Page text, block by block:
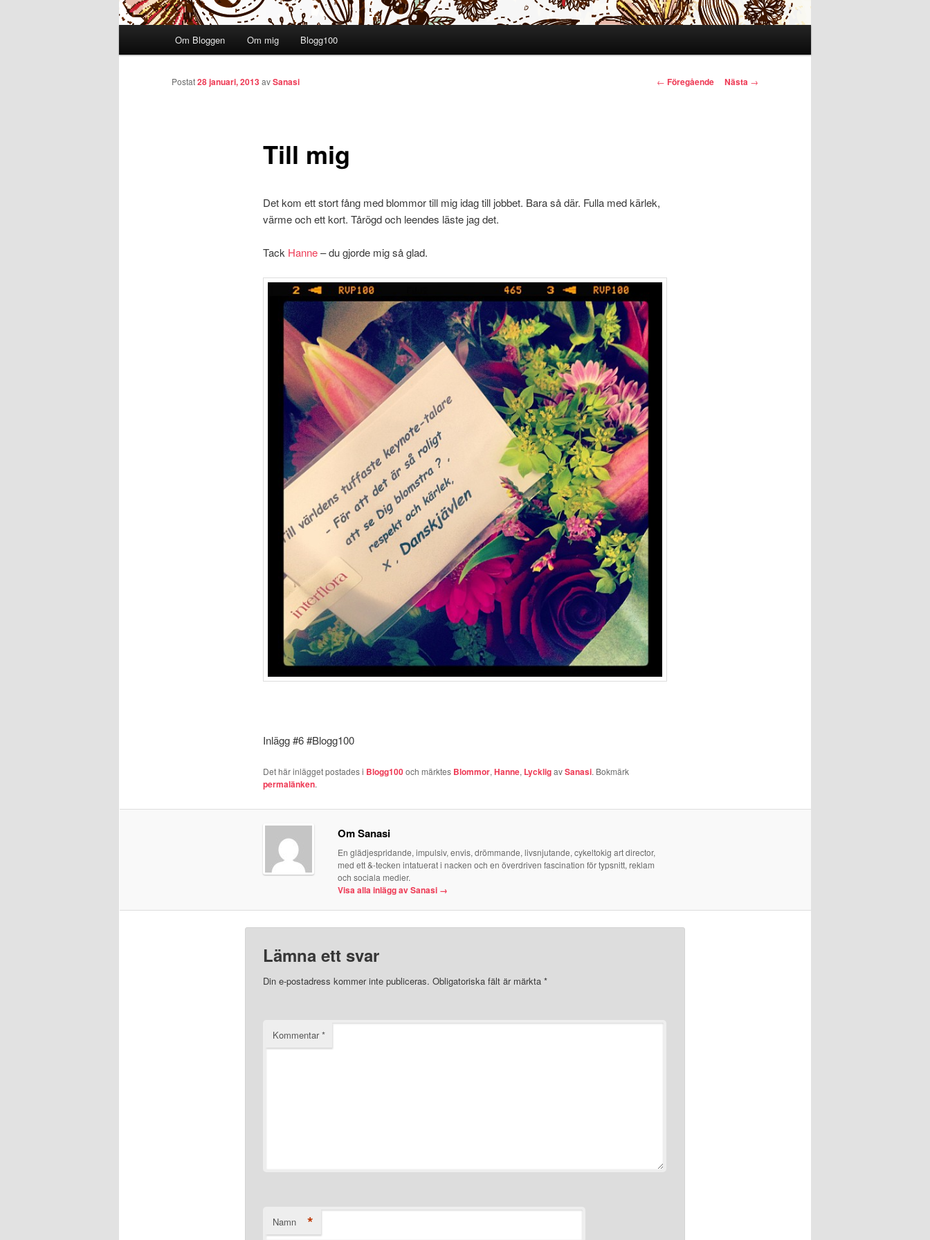
Hoppa till huvudinnehåll
Om Bloggen Om mig Blogg100
Inläggsnavigering
← Föregående Nästa →
Till mig
Postat28 januari, 2013avSanasi
Det kom ett stort fång med blommor till mig idag till jobbet. Bara så där. Fulla med kärlek,
värme och ett kort. Tårögd och leendes läste jag det.
Tack Hanne– du gjorde mig så glad.
Inlägg #6 #Blogg100
Det här inlägget postades i Blogg100och märktes Blommor, Hanne, LyckligavSanasi. Bokmärk
permalänken.
Om Sanasi
En glädjespridande, impulsiv, envis, drömmande, livsnjutande, cykeltokig art director,
med ett &-tecken intatuerat i nacken och en överdriven fascination för typsnitt, reklam
och sociala medier.
Visa alla inlägg av Sanasi →
Lämna ett svar
Din e-postadress kommer inte publiceras. Obligatoriska fält är märkta *
Kommentar*
Namn *